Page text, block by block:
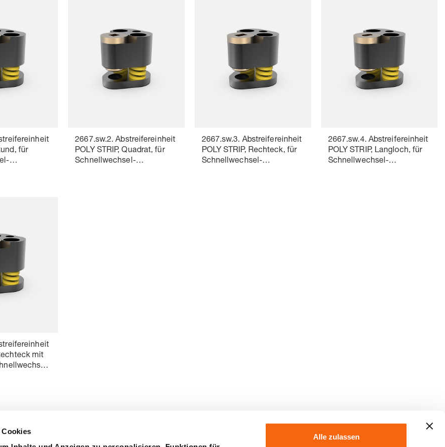
Cookies
Alle zulassen
für
2667.sw.2. Abstreifereinheit
POLY STRIP, Quadrat, für
Schnellwechsel-
2667.sw.3. Abstreifereinheit
POLY STRIP, Rechteck, für
Schnellwechsel-
2667.sw.4. Abstreifereinheit
POLY STRIP, Langloch, für
Schnellwechsel-
mit